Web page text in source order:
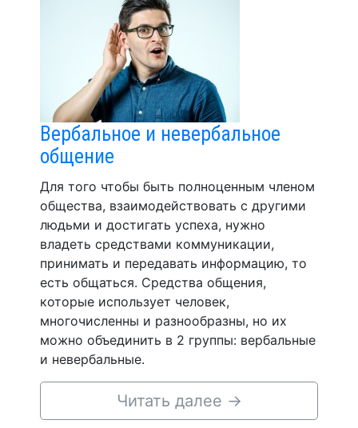
Вербальное и невербальное
общение
Для того чтобы быть полноценным членом
общества, взаимодействовать с другими
людьми и достигать успеха, нужно
владеть средствами коммуникации,
принимать и передавать информацию, то
есть общаться. Средства общения,
которые использует человек,
многочисленны и разнообразны, но их
можно объединить в 2 группы: вербальные
и невербальные.
Читать далее →